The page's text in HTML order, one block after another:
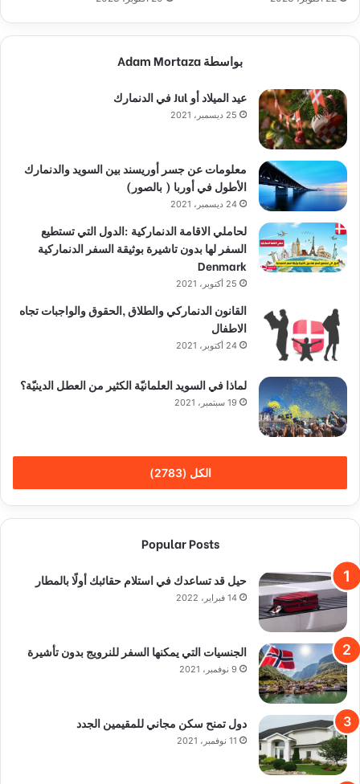
بواسطة Adam Mortaza
عيد الميلاد أو Jul في الدنمارك
25 ديسمبر، 2021
معلومات عن جسر أوريسند بين السويد والدنمارك
الأطول في أوربا ( بالصور)
24 ديسمبر، 2021
لحاملي الاقامة الدنماركية :الدول التي تستطيع
السفر لها بدون تاشيرة بوثيقة السفر الدنماركية
Denmark
25 أكتوبر، 2021
القانون الدنماركي والطلاق ,الحقوق والواجبات تجاه
الاطفال
24 أكتوبر، 2021
لماذا في السويد العلمانيّة الكثير من العطل الدينيّة؟
19 سبتمبر، 2021
الكل (2783)
Popular Posts
حيل قد تساعدك في استلام حقائبك أولًا بالمطار
14 فبراير، 2022
الجنسيات التي يمكنها السفر للنرويج بدون تأشيرة
9 نوفمبر، 2021
دول تمنح سكن مجاني للمقيمين الجدد
11 نوفمبر، 2021